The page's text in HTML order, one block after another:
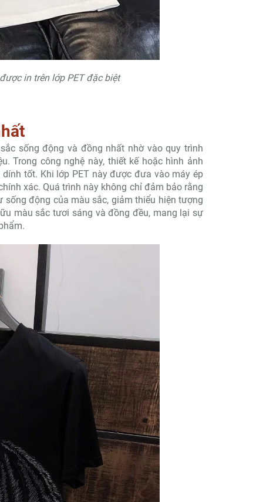
in trên lớp PET đặc biệt
sống động và đồng nhất nhờ vào quy trình
Trong công nghệ này, thiết kế hoặc hình ảnh
tốt. Khi lớp PET này được đưa vào máy ép
xác. Quá trình này không chỉ đảm bảo rằng
động của màu sắc, giảm thiểu hiện tượng
màu sắc tươi sáng và đồng đều, mang lại sự